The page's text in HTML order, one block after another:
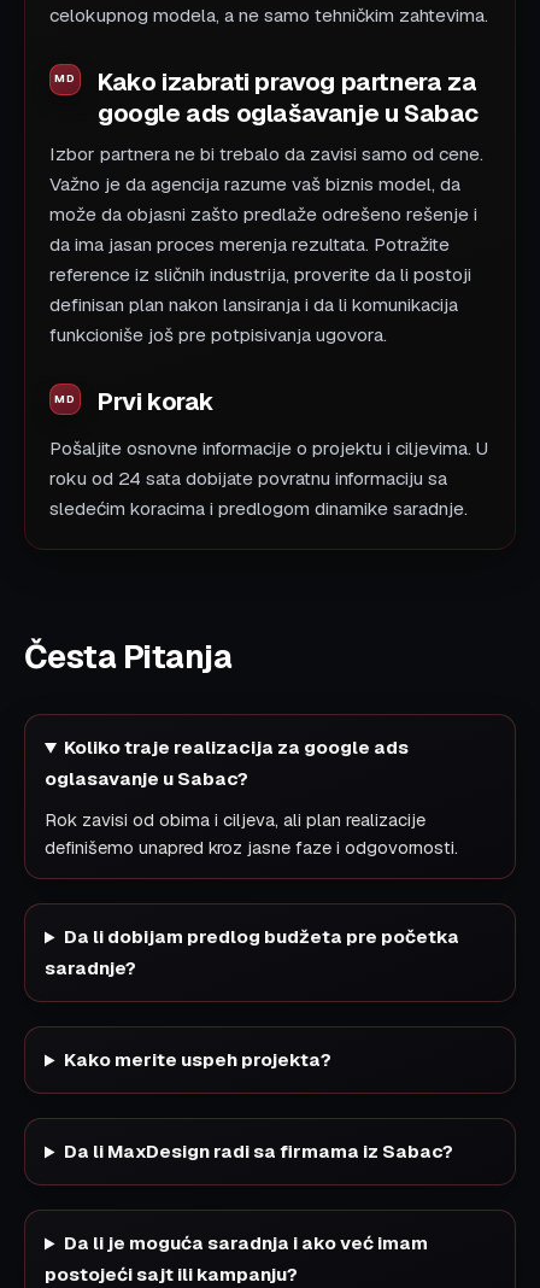
celokupnog modela, a ne samo tehničkim zahtevima.
Kako izabrati pravog partnera za
google ads oglašavanje u Sabac
Izbor partnera ne bi trebalo da zavisi samo od cene.
Važno je da agencija razume vaš biznis model, da
može da objasni zašto predlaže odrešeno rešenje i
da ima jasan proces merenja rezultata. Potražite
reference iz sličnih industrija, proverite da li postoji
definisan plan nakon lansiranja i da li komunikacija
funkcioniše još pre potpisivanja ugovora.
Prvi korak
Pošaljite osnovne informacije o projektu i ciljevima. U
roku od 24 sata dobijate povratnu informaciju sa
sledećim koracima i predlogom dinamike saradnje.
Česta Pitanja
Koliko traje realizacija za google ads
oglasavanje u Sabac?
Rok zavisi od obima i ciljeva, ali plan realizacije
definišemo unapred kroz jasne faze i odgovornosti.
Da li dobijam predlog budžeta pre početka
saradnje?
Kako merite uspeh projekta?
Da li MaxDesign radi sa firmama iz Sabac?
Da li je moguća saradnja i ako već imam
postojeći sajt ili kampanju?